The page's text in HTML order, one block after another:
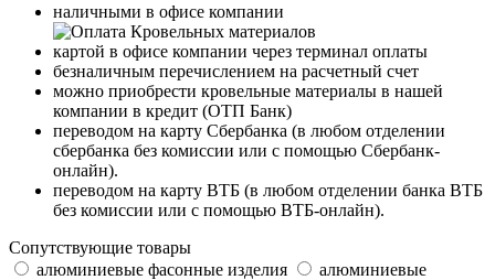
наличными в офисе компании
картой в офисе компании через терминал оплаты
безналичным перечислением на расчетный счет
можно приобрести кровельные материалы в нашей
компании в кредит (ОТП Банк)
переводом на карту Сбербанка (в любом отделении
сбербанка без комиссии или с помощью Сбербанк-
онлайн).
переводом на карту ВТБ (в любом отделении банка ВТБ
без комиссии или с помощью ВТБ-онлайн).
Сопутствующие товары
алюминиевые фасонные изделия
алюминиевые